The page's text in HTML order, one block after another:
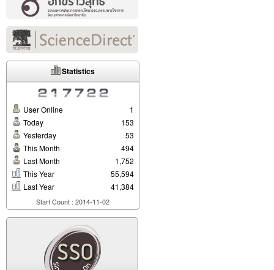
Statistics
User Online
1
Today
153
Yesterday
53
This Month
494
Last Month
1,752
This Year
55,594
Last Year
41,384
Start Count : 2014-11-02